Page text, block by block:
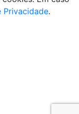
Privacidade.